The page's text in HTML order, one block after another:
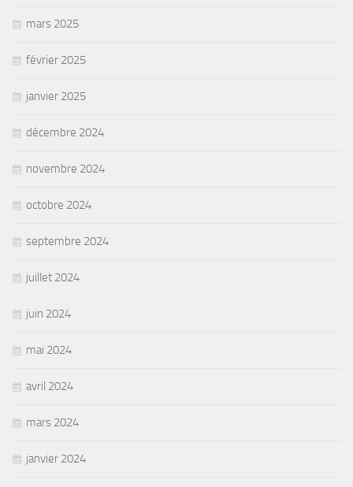
mars 2025
février 2025
janvier 2025
décembre 2024
novembre 2024
octobre 2024
septembre 2024
juillet 2024
juin 2024
mai 2024
avril 2024
mars 2024
janvier 2024